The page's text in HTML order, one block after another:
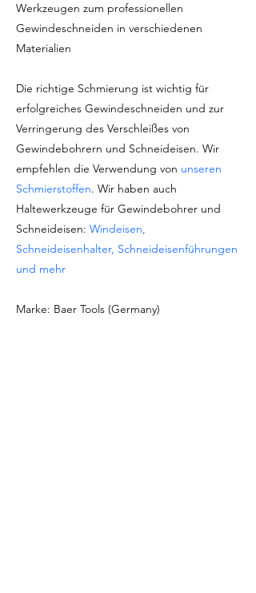
Werkzeugen zum professionellen
Gewindeschneiden in verschiedenen
Materialien
Die richtige Schmierung ist wichtig für
erfolgreiches Gewindeschneiden und zur
Verringerung des Verschleißes von
Gewindebohrern und Schneideisen. Wir
empfehlen die Verwendung von unseren
Schmierstoffen. Wir haben auch
Haltewerkzeuge für Gewindebohrer und
Schneideisen: Windeisen,
Schneideisenhalter, Schneideisenführungen
und mehr
Marke: Baer Tools (Germany)